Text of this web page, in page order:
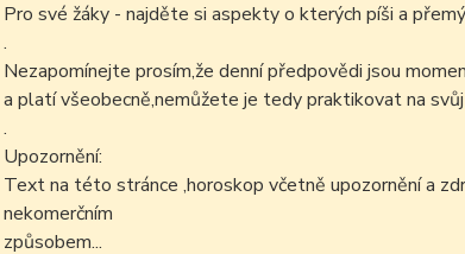
Pro své žáky - najděte si aspekty o kterých píši a
.
Nezapomínejte prosím,že denní předpovědi jsou
a platí všeobecně,nemůžete je tedy praktikovat na
.
Upozornění:
Text na této stránce ,horoskop včetně upozornění a
nekomerčním
způsobem...